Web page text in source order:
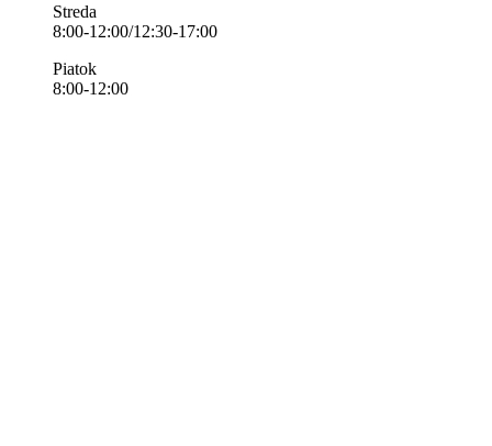
Streda
8:00-12:00/12:30-17:00
Piatok
8:00-12:00